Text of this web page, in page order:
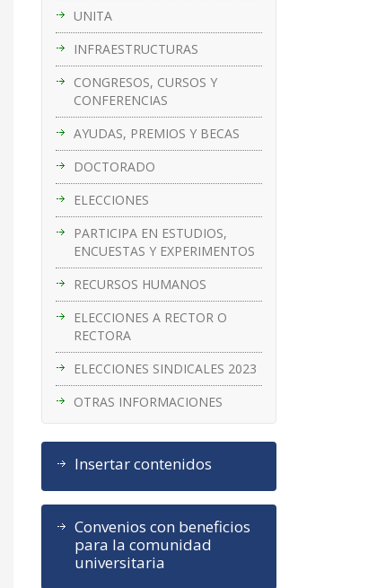
UNITA
INFRAESTRUCTURAS
CONGRESOS, CURSOS Y
CONFERENCIAS
AYUDAS, PREMIOS Y BECAS
DOCTORADO
ELECCIONES
PARTICIPA EN ESTUDIOS,
ENCUESTAS Y EXPERIMENTOS
RECURSOS HUMANOS
ELECCIONES A RECTOR O
RECTORA
ELECCIONES SINDICALES 2023
OTRAS INFORMACIONES
Insertar contenidos
Convenios con beneficios
para la comunidad
universitaria